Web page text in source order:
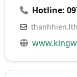
Hotline: